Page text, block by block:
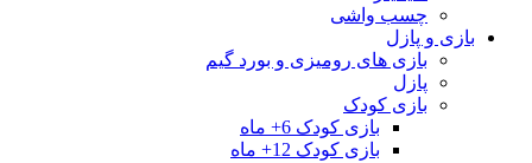
چسب واشی
بازی و پازل
بازی های رومیزی و بورد گیم
پازل
بازی کودک
بازی کودک 6+ ماه
بازی کودک 12+ ماه